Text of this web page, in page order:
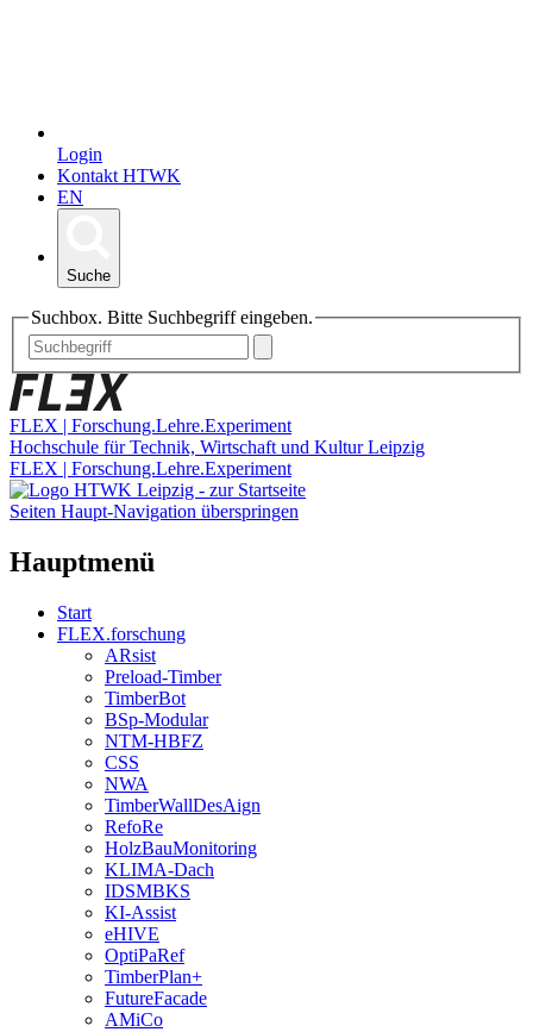
Login
Kontakt HTWK
EN
Suche
Suchbox. Bitte Suchbegriff eingeben.
FLEX | Forschung.Lehre.Experiment
Hochschule für Technik, Wirtschaft und Kultur Leipzig
FLEX | Forschung.Lehre.Experiment
Seiten Haupt-Navigation überspringen
Hauptmenü
Start
FLEX.forschung
ARsist
Preload-Timber
TimberBot
BSp-Modular
NTM-HBFZ
CSS
NWA
TimberWallDesAign
RefoRe
HolzBauMonitoring
KLIMA-Dach
IDSMBKS
KI-Assist
eHIVE
OptiPaRef
TimberPlan+
FutureFacade
AMiCo